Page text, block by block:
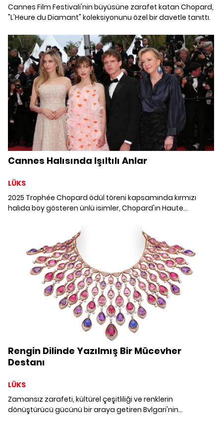
Cannes Film Festivali'nin büyüsüne zarafet katan Chopard,
"L'Heure du Diamant" koleksiyonunu özel bir davetle tanıttı.
Cannes Halısında Işıltılı Anlar
LÜKS
2025 Trophée Chopard ödül töreni kapsamında kırmızı
halıda boy gösteren ünlü isimler, Chopard'ın Haute
seçtikleri zarif parçalarla stil şıklığını mücevher sanatıyla
Rengin Dilinde Yazılmış Bir Mücevher
Destanı
LÜKS
Zamansız zarafeti, kültürel çeşitliliği ve renklerin
dönüştürücü gücünü bir araya getiren Bvlgari'nin